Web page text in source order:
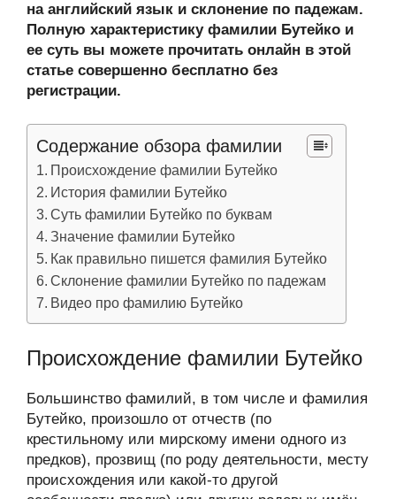
на английский язык и склонение по падежам.
Полную характеристику фамилии Бутейко и
ее суть вы можете прочитать онлайн в этой
статье совершенно бесплатно без
регистрации.
Содержание обзора фамилии
Происхождение фамилии Бутейко
История фамилии Бутейко
Суть фамилии Бутейко по буквам
Значение фамилии Бутейко
Как правильно пишется фамилия Бутейко
Склонение фамилии Бутейко по падежам
Видео про фамилию Бутейко
Происхождение фамилии Бутейко
Большинство фамилий, в том числе и фамилия
Бутейко, произошло от отчеств (по
крестильному или мирскому имени одного из
предков), прозвищ (по роду деятельности, месту
происхождения или какой-то другой